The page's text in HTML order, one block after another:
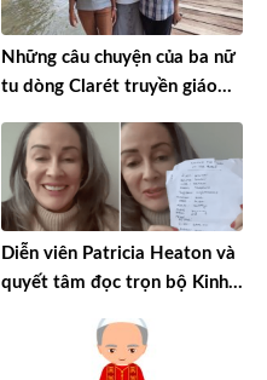
Những câu chuyện của ba nữ
tu dòng Clarét truyền giáo
Diễn viên Patricia Heaton và
quyết tâm đọc trọn bộ Kinh